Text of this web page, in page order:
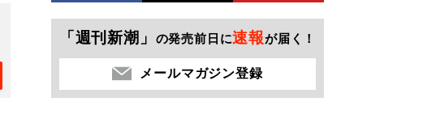
「週刊新潮」 の発売前日に速報が届く！
メールマガジン登録